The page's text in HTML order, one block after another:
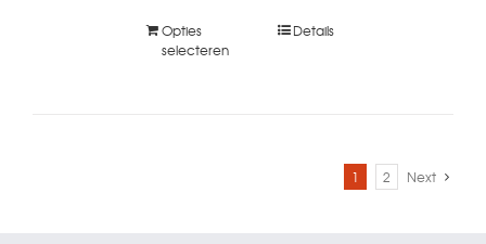
Opties
selecteren
Details
1 2 Next